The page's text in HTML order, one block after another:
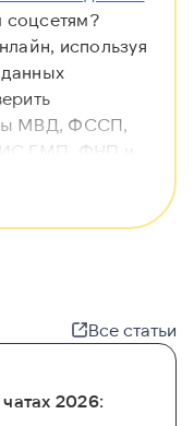
соцсетям?
используя
МВД, ФССП,
ГМП, ФНП и
чей
телефона или
себя от
бесплатно
Чтобы найти
анализ
Все статьи
2026: